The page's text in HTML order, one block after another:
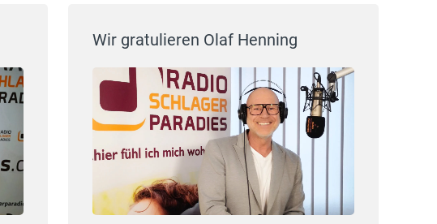
Wir gratulieren Olaf Henning